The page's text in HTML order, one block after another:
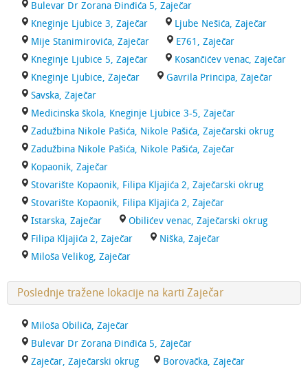
Bulevar Dr Zorana Đinđića 5, Zaječar
Kneginje Ljubice 3, Zaječar
Ljube Nešića, Zaječar
Mije Stanimirovića, Zaječar
E761, Zaječar
Kneginje Ljubice 5, Zaječar
Kosančićev venac, Zaječar
Kneginje Ljubice, Zaječar
Gavrila Principa, Zaječar
Savska, Zaječar
Medicinska škola, Kneginje Ljubice 3-5, Zaječar
Zadužbina Nikole Pašića, Nikole Pašića, Zaječarski okrug
Zadužbina Nikole Pašića, Nikole Pašića, Zaječar
Kopaonik, Zaječar
Stovarište Kopaonik, Filipa Kljajića 2, Zaječarski okrug
Stovarište Kopaonik, Filipa Kljajića 2, Zaječar
Istarska, Zaječar
Obilićev venac, Zaječarski okrug
Filipa Kljajića 2, Zaječar
Niška, Zaječar
Miloša Velikog, Zaječar
Poslednje tražene lokacije na karti Zaječar
Miloša Obilića, Zaječar
Bulevar Dr Zorana Đinđića 5, Zaječar
Zaječar, Zaječarski okrug
Borovačka, Zaječar